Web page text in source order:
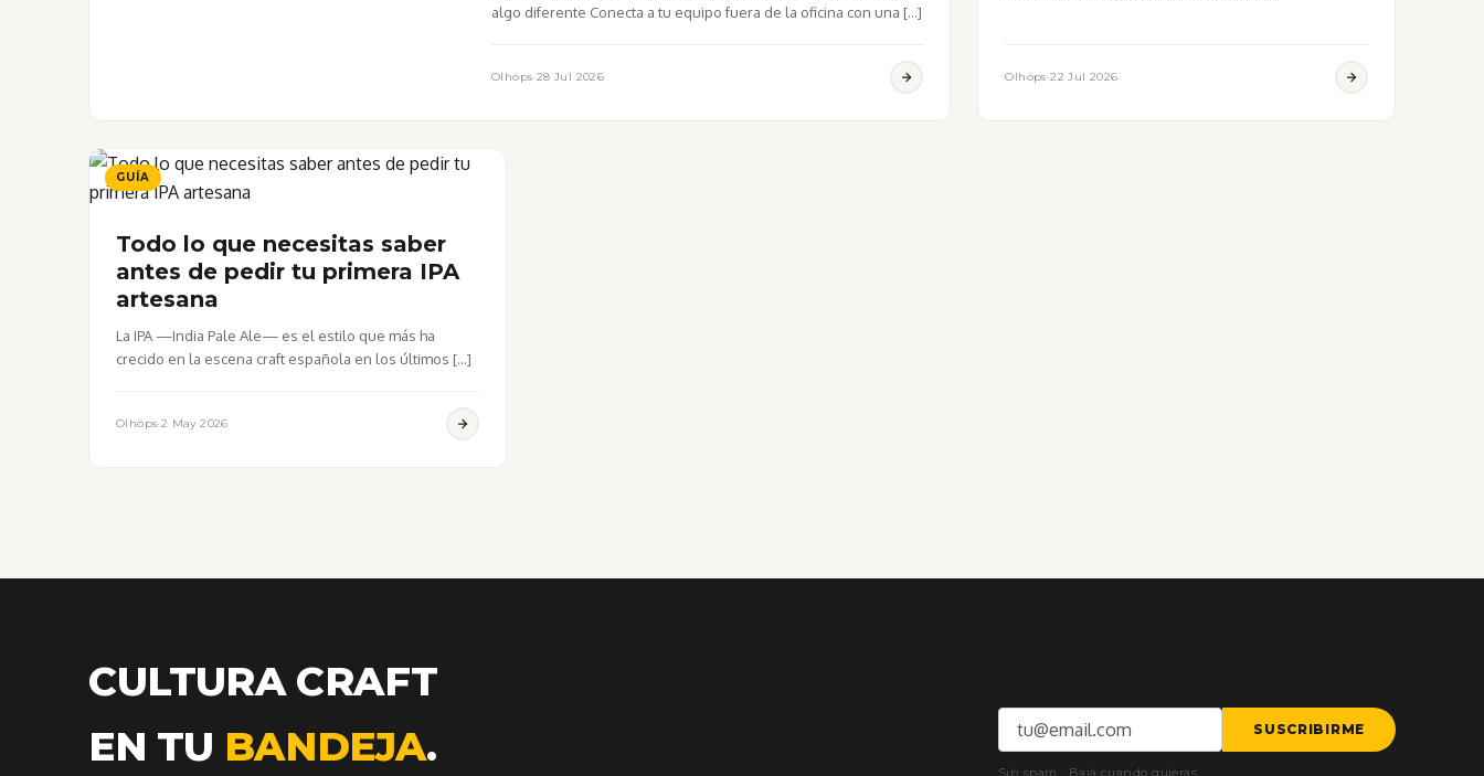
algo diferente Conecta a tu equipo fuera de la oficina con una […]
Olhöps·28 Jul 2026 Olhöps·22 Jul 2026
GUÍA
Todo lo que necesitas saber
antes de pedir tu primera IPA
artesana
La IPA —India Pale Ale— es el estilo que más ha
crecido en la escena craft española en los últimos […]
Olhöps·2 May 2026
CULTURA CRAFT
EN TU BANDEJA.
Correo
electrónico
SUSCRIBIRME